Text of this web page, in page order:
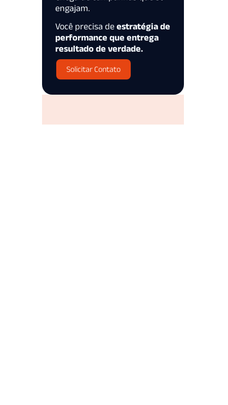
engajam.
Você precisa de estratégia de
performance que entrega
resultado de verdade.
Solicitar Contato